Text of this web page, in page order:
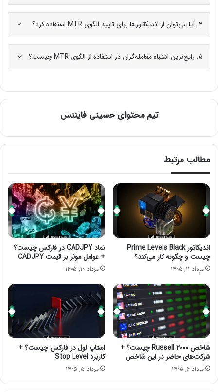
۴. آیا می‌توان از اندیکاتورها برای تایید الگوی MTR استفاده کرد؟
۵. رایج‌ترین اشتباه معامله‌گران در استفاده از الگوی MTR چیست؟
تیم محتوای حسینی‌ فایننس
مطالب مرتبط
اندیکاتور Prime Levels Black
چیست و چگونه کار می‌کند؟
مرداد ۱۱, ۱۴۰۵
نماد CADJPY در فارکس چیست؟
+ عوامل موثر بر قیمت CADJPY
مرداد ۱۰, ۱۴۰۵
شاخص Russell ۲۰۰۰ چیست؟ +
شرکت‌های حاضر در این شاخص
مرداد ۶, ۱۴۰۵
استاپ لول در فارکس چیست؟ +
کاربرد Stop Level
مرداد ۵, ۱۴۰۵